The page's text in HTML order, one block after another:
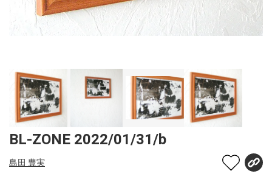
BL-ZONE 2022/01/31/b
島田 豊実